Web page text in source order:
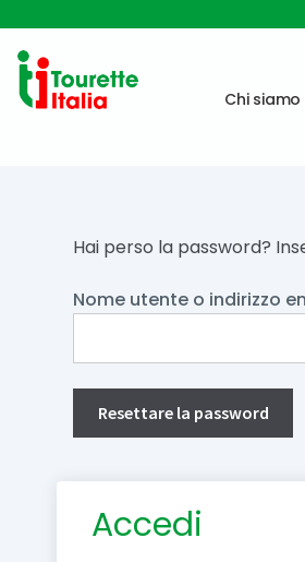
Vai
alla
navigazione
Vai
al
contenuto
Chi siamo
Hai perso la password?
Nome utente o indirizzo
Resettare la password
Accedi